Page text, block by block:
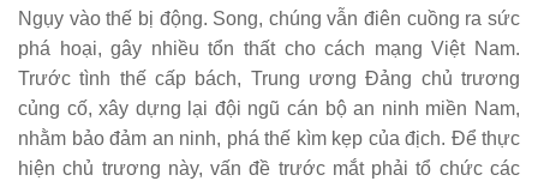
Ngụy vào thế bị động. Song, chúng vẫn điên cuồng ra sức
phá hoại, gây nhiều tổn thất cho cách mạng Việt Nam.
Trước tình thế cấp bách, Trung ương Đảng chủ trương
củng cố, xây dựng lại đội ngũ cán bộ an ninh miền Nam,
nhằm bảo đảm an ninh, phá thế kìm kẹp của địch. Để thực
hiện chủ trương này, vấn đề trước mắt phải tổ chức các